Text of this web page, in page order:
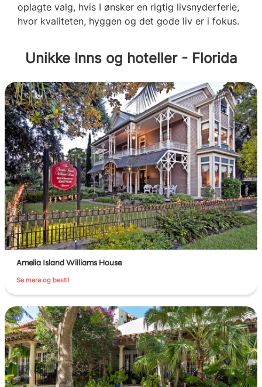
oplagte valg, hvis I ønsker en rigtig livsnyderferie,
hvor kvaliteten, hyggen og det gode liv er i fokus.
Unikke Inns og hoteller - Florida
Amelia Island Williams House
Se mere og bestil